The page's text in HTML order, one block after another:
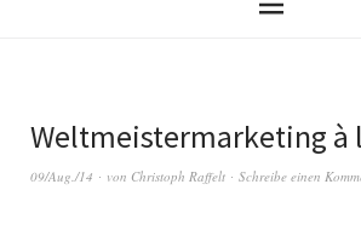
Weltmeistermarketing à
09/Aug./14 von Christoph Raffelt Schreibe einen